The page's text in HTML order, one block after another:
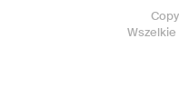
Wszelkie